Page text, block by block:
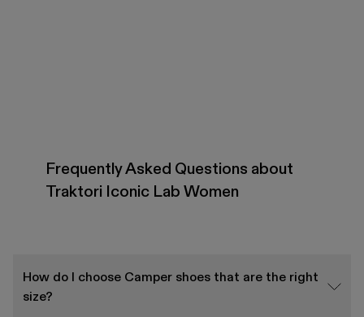
Frequently Asked Questions about
Traktori Iconic Lab Women
How do I choose Camper shoes that are the right
size?